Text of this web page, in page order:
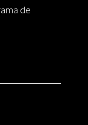
de